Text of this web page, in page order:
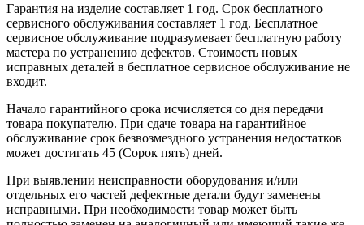
Гарантия на изделие составляет 1 год. Срок бесплатного
сервисного обслуживания составляет 1 год. Бесплатное
сервисное обслуживание подразумевает бесплатную работу
мастера по устранению дефектов. Стоимость новых
исправных деталей в бесплатное сервисное обслуживание не
входит.
Начало гарантийного срока исчисляется со дня передачи
товара покупателю. При сдаче товара на гарантийное
обслуживание срок безвозмездного устранения недостатков
может достигать 45 (Сорок пять) дней.
При выявлении неисправности оборудования и/или
отдельных его частей дефектные детали будут заменены
исправными. При необходимости товар может быть